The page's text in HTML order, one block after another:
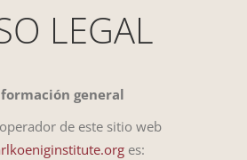
LEGAL
general
de este sitio web
es: